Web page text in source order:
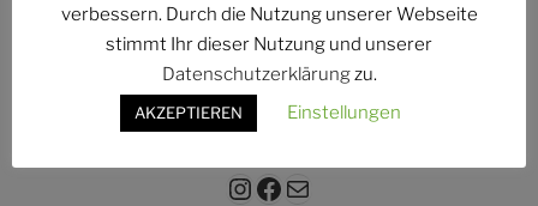
Einsatzabteilun
freitags ab 20 Uhr
Instagram
Facebook
E-Mail
verbessern. Durch die Nutzung unserer Webseite
stimmt Ihr dieser Nutzung und unserer
Datenschutzerklärungzu.
AKZEPTIEREN Einstellungen